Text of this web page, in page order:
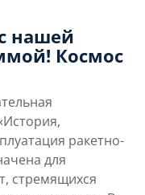
Часто задаваемые
нашей
Космос
ракетно-
для
стремящихся